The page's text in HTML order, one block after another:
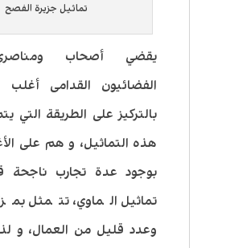
تماثيل جزيرة الفصح
يقضي أصحاب
الفضائيون القدامى
بالتركيز على الطريقة التي
هذه التماثيل، و هم على
بوجود عدة تجارب ناجحة
تماثيل الماوي، تتمثل
وعدد قليل من العمال، و